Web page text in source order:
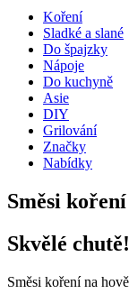
Koření
Sladké a slané
Do špajzky
Nápoje
Do kuchyně
Asie
DIY
Grilování
Značky
Nabídky
Směsi
Skvělé chutě!
Směsi koření na